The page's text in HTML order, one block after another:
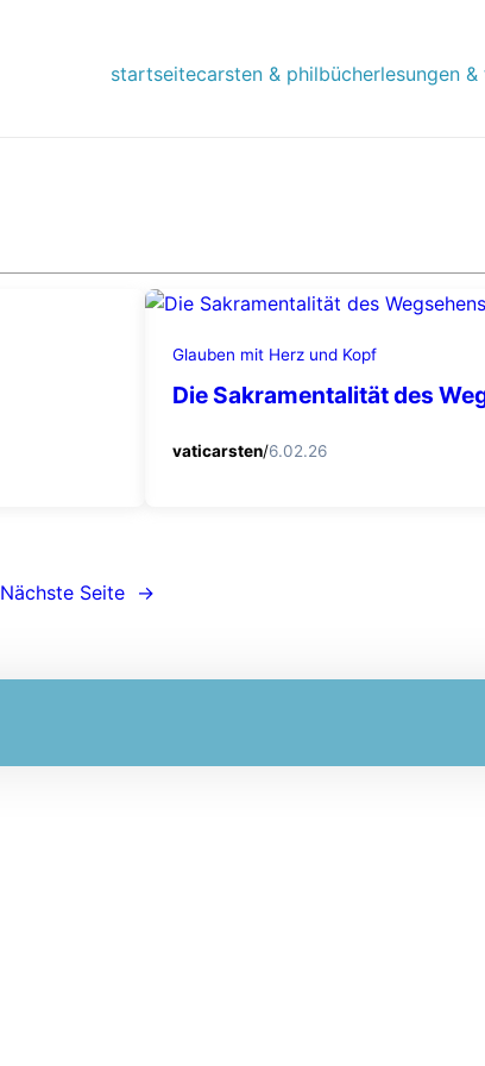
startseitecarsten & philbücherlesungen
Glauben mit Herz und Kopf
Die Sakramentalität des
vaticarsten/6.02.26
Nächste Seite →